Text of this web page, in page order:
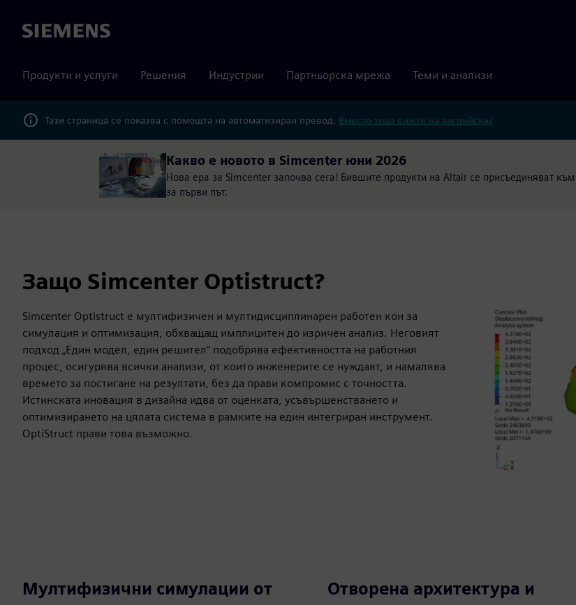
Siemens
Продукти и услуги Решения Индустрии Партньорска мрежа Теми и анализи
Тази страница се показва с помощта на автоматизиран превод. Вместо това вижте на английски?
Какво е новото в Simcenter юни 2026
Нова ера за Simcenter започва сега! Бившите продукти на Altair се присъединяват
за първи път.
Защо Simcenter Optistruct?
Simcenter Optistruct е мултифизичен и мултидисциплинарен работен кон за
симулация и оптимизация, обхващащ имплицитен до изричен анализ. Неговият
подход „Един модел, един решител“ подобрява ефективността на работния
процес, осигурява всички анализи, от които инженерите се нуждаят, и намалява
времето за постигане на резултати, без да прави компромис с точността.
Истинската иновация в дизайна идва от оценката, усъвършенстването и
оптимизирането на цялата система в рамките на един интегриран инструмент.
OptiStruct прави това възможно.
Мултифизични симулации от
Отворена архитектура и